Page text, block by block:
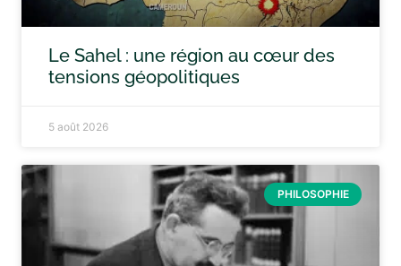
Le Sahel : une région au cœur des
tensions géopolitiques
5 août 2026
PHILOSOPHIE